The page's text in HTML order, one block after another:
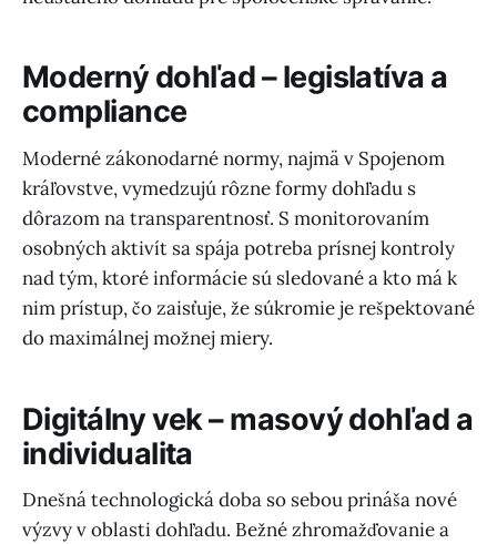
Moderný dohľad – legislatíva a
compliance
Moderné zákonodarné normy, najmä v Spojenom
kráľovstve, vymedzujú rôzne formy dohľadu s
dôrazom na transparentnosť. S monitorovaním
osobných aktivít sa spája potreba prísnej kontroly
nad tým, ktoré informácie sú sledované a kto má k
nim prístup, čo zaisťuje, že súkromie je rešpektované
do maximálnej možnej miery.
Digitálny vek – masový dohľad a
individualita
Dnešná technologická doba so sebou prináša nové
výzvy v oblasti dohľadu. Bežné zhromažďovanie a